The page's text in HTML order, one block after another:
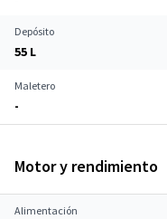
Depósito
55 L
Maletero
-
Motor y rendimiento
Alimentación